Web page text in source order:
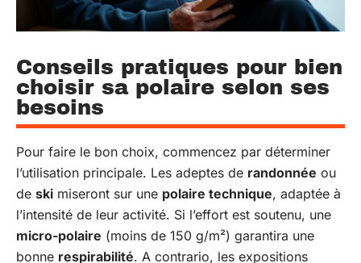
Conseils pratiques pour bien
choisir sa polaire selon ses
besoins
Pour faire le bon choix, commencez par déterminer
l’utilisation principale. Les adeptes de randonnée ou
de ski miseront sur une polaire technique, adaptée à
l’intensité de leur activité. Si l’effort est soutenu, une
micro-polaire (moins de 150 g/m²) garantira une
bonne respirabilité. A contrario, les expositions